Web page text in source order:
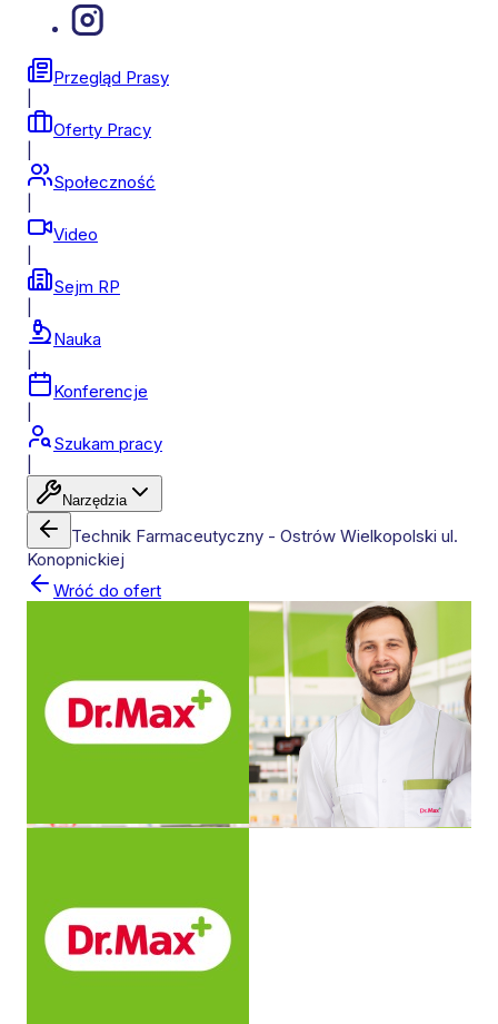
Przegląd Prasy
Oferty Pracy
Społeczność
Video
Sejm RP
Nauka
Konferencje
Szukam pracy
Narzędzia
Technik Farmaceutyczny - Ostrów Wielkopolski ul.
Konopnickiej
Wróć do ofert